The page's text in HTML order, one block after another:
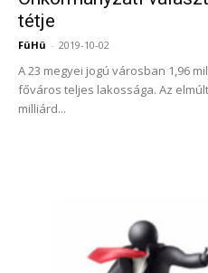
tétje
FüHü - 2019-10-02
A 23 megyei jogú városban 1,96
főváros teljes lakossága. Az
milliárd...